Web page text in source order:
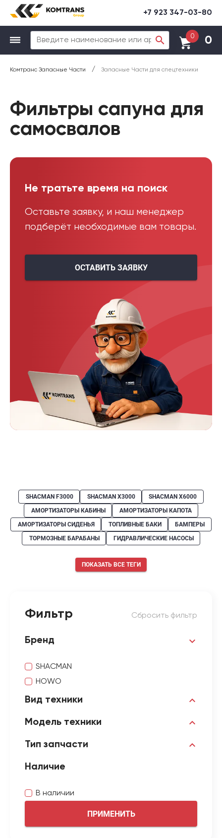
+7 923 347-03-80
0 0
Комтранс Запасные Части / Запасные Части для спецтехники
Фильтры сапуна для
самосвалов
Не тратьте время на поиск
Оставьте заявку, и наш менеджер
подберёт необходимые вам товары.
ОСТАВИТЬ ЗАЯВКУ
SHACMAN F3000 SHACMAN X3000
SHACMAN X6000
АМОРТИЗАТОРЫ КАБИНЫ
АМОРТИЗАТОРЫ КАПОТА
АМОРТИЗАТОРЫ СИДЕНЬЯ
ТОПЛИВНЫЕ БАКИ
БАМПЕРЫ
ТОРМОЗНЫЕ БАРАБАНЫ
ГИДРАВЛИЧЕСКИЕ НАСОСЫ
ПОКАЗАТЬ ВСЕ ТЕГИ
Фильтр Сбросить фильтр
Бренд
SHACMAN
HOWO
Вид техники
Модель техники
Тип запчасти
Наличие
В наличии
ПРИМЕНИТЬ